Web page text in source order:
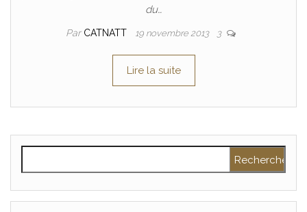
du…
Par CATNATT 19 novembre 2013 3
Lire la suite